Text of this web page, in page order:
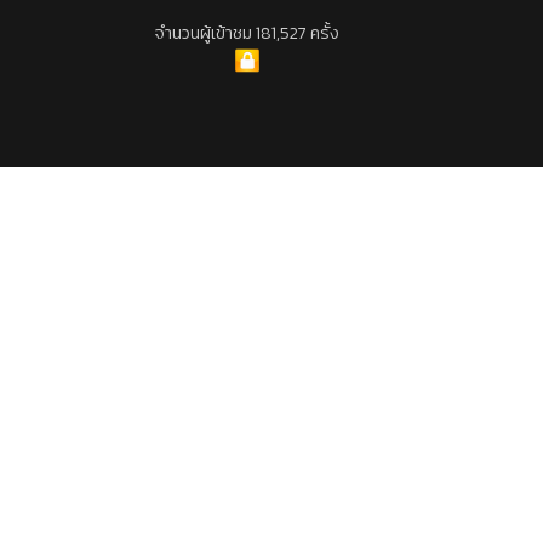
จำนวนผู้เข้าชม 181,527 ครั้ง